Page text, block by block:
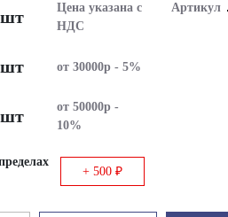
шт
Цена указана с
НДС
шт от 30000р - 5%
шт
от 50000р -
10%
+ 500 ₽
Артикул